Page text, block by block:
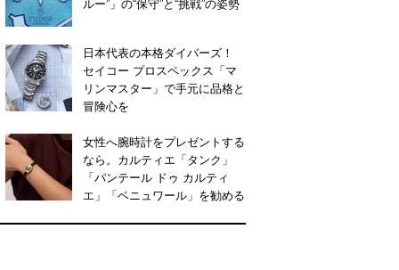
ルー”」の“保守”と“挑戦”の姿勢
日本代表の本格ダイバーズ！
セイコー プロスペックス「マ
リンマスター」で手元に品格と
冒険心を
女性へ腕時計をプレゼントする
なら。カルティエ「タンク」
「パンテール ドゥ カルティ
エ」「ベニュワール」を勧める